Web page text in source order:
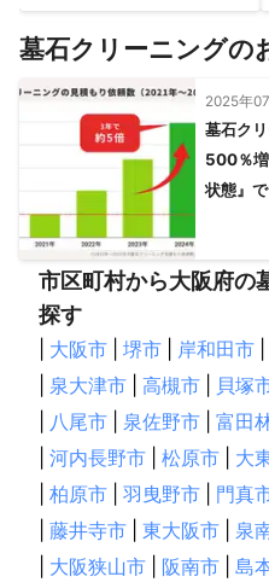
墓石クリーニングの
2025年
墓石ク
500％増
状態』
市区町村から大阪府の
探す
大阪市 堺市 岸和田市
泉大津市 高槻市 貝塚
八尾市 泉佐野市 富田
河内長野市 松原市 大
柏原市 羽曳野市 門真
藤井寺市 東大阪市 泉
大阪狭山市 阪南市 島